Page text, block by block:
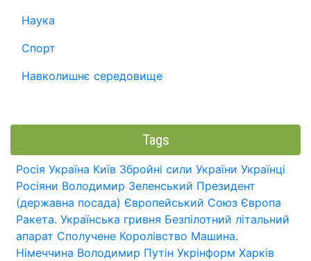
Наука
Спорт
Навколишнє середовище
Tags
Росія Україна Київ Збройні сили України Українці
Росіяни Володимир Зеленський Президент
(державна посада) Європейський Союз Європа
Ракета. Українська гривня Безпілотний літальний
апарат Сполучене Королівство Машина.
Німеччина Володимир Путін Укрінформ Харків